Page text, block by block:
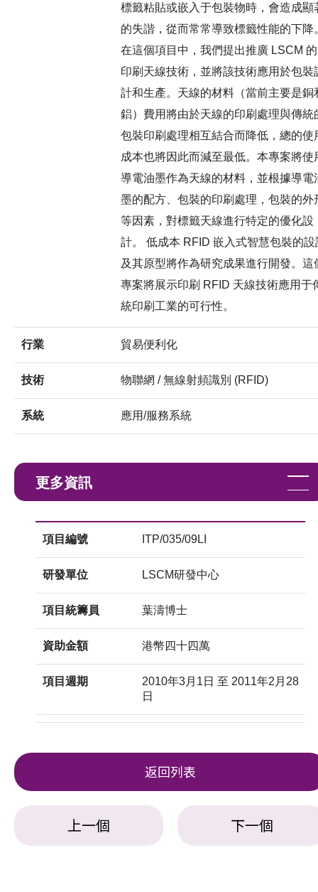
標籤粘貼或嵌入于包裝物時，會造成顯
的失諧，從而常常導致標籤性能的下降
在這個項目中，我們提出推廣 LSCM 的
印刷天線技術，並將該技術應用於包裝
計和生產。天線的材料（當前主要是銅
鋁）費用將由於天線的印刷處理與傳統
包裝印刷處理相互結合而降低，總的使
成本也將因此而減至最低。本專案將使
導電油墨作為天線的材料，並根據導電
墨的配方、包裝的印刷處理，包裝的外
等因素，對標籤天線進行特定的優化設
計。 低成本 RFID 嵌入式智慧包裝的設
及其原型將作為研究成果進行開發。這
專案將展示印刷 RFID 天線技術應用于
統印刷工業的可行性。
行業 貿易便利化
技術 物聯網 / 無線射頻識別 (RFID)
系統 應用/服務系統
更多資訊
項目編號 ITP/035/09LI
研發單位 LSCM研發中心
項目統籌員 葉濤博士
資助金額 港幣四十四萬
項目週期
2010年3月1日 至 2011年2月28
日
返回列表
上一個 下一個